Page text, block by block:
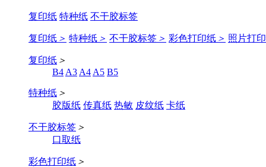
复印纸 特种纸 不干胶标签
复印纸 ＞ 特种纸 ＞ 不干胶标签 ＞ 彩色打印纸 ＞ 照片打
复印纸 ＞
B4 A3 A4 A5 B5
特种纸 ＞
胶版纸 传真纸 热敏 皮纹纸 卡纸
不干胶标签 ＞
口取纸
彩色打印纸 ＞